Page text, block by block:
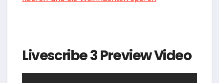
Livescribe 3 Preview Video